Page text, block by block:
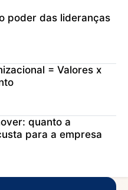
poder das lideranças
= Valores x
quanto a
para a empresa